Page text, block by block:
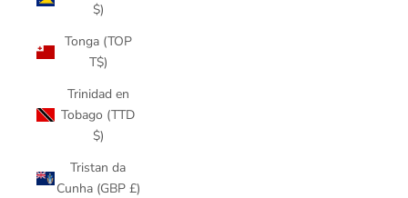
$)
Tonga (TOP
T$)
Trinidad en
Tobago (TTD
$)
Tristan da
Cunha (GBP £)